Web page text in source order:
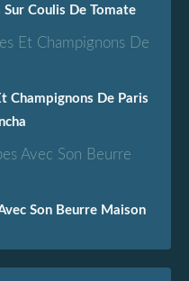
Coulis De Tomate
Champignons De Paris
Son Beurre Maison